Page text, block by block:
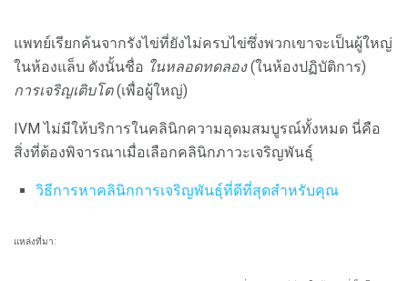
แพทย์เรียกค้นจากรังไข่ที่ยังไม่ครบไข่ซึ่งพวกเขาจะเป็นผู้ใหญ่
ในห้องแล็บ ดังนั้นชื่อ ในหลอดทดลอง(ในห้องปฏิบัติการ)
การเจริญเติบโต(เพื่อผู้ใหญ่)
IVM ไม่มีให้บริการในคลินิกความอุดมสมบูรณ์ทั้งหมด นี่คือ
สิ่งที่ต้องพิจารณาเมื่อเลือกคลินิกภาวะเจริญพันธุ์
วิธีการหาคลินิกการเจริญพันธุ์ที่ดีที่สุดสำหรับคุณ
แหล่งที่มา: